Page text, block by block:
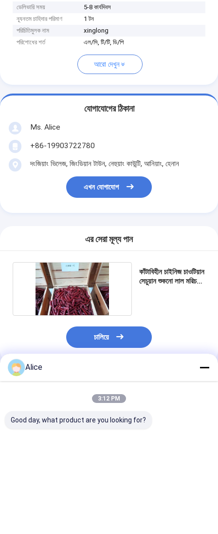
ডেলিভারি সময়
5-8 কার্যদিবস
ন্যূনতম চাহিদার পরিমাণ
1 টন
পরিচিতিমুলক নাম
xinglong
পরিশোধের শর্ত
এল/সি, টি/টি, ডি/পি
আরো দেখুন
যোগাযোগের ঠিকানা
Ms. Alice
+86-19903722780
দংজিয়াং ভিলেজ, জিংডিয়ান টাউন, নেহুয়াং কাউন্টি, আনিয়াং, হেনান
এখন যোগাযোগ
এর সেরা মূল্য পান
কাঁটাবিহীন চাইনিজ চাওটিয়ান
সেচুয়ান শুকনো লাল মরিচ
চালিয়ে
প্রস্তাবিত পণ্য
Alice
3:12 PM
Good day, what product are you looking for?